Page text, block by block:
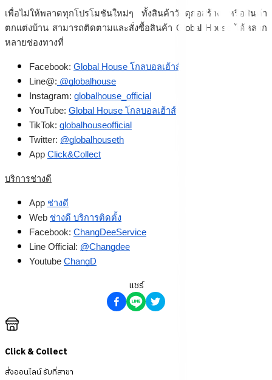
เพื่อไม่ให้พลาดทุกโปรโมชันใหม่ๆ ทั้งสินค้าวัสดุก่อสร้าง หรือสินค้า
ตกแต่งบ้าน สามารถติดตามและสั่งซื้อสินค้า Global House ได้หลาก
หลายช่องทางที่
Facebook: Global House โกลบอลเฮ้าส์
Line@: @globalhouse
Instagram: globalhouse_official
YouTube: Global House โกลบอลเฮ้าส์
TikTok: globalhouseofficial
Twitter: @globalhouseth
App Click&Collect
บริการช่างดี
App ช่างดี
Web ช่างดี บริการติดตั้ง
Facebook: ChangDeeService
Line Official: @Changdee
Youtube ChangD
แชร์
Click & Collect
สั่งออนไลน์ รับที่สาขา